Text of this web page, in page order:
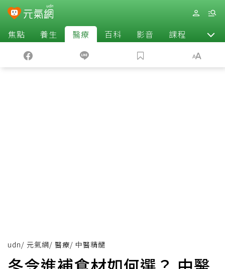
焦點 養生 醫療 百科 影音 課程 退休
udn/ 元氣網/ 醫療/ 中醫精髓